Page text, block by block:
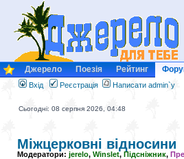
Джерело Поезія Рейтинг
Вхід Реєстрація Написати admin`у
Сьогодні: 08 серпня 2026, 04:48
Міжцерковні відносини
Модератори: jerelo, Winslet, Підсніжник,